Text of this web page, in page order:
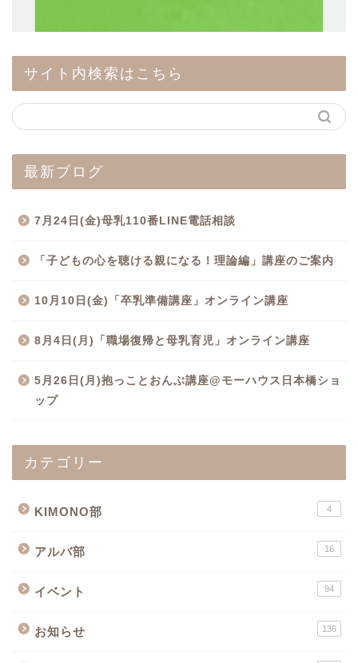
サイト内検索はこちら
最新ブログ
7月24日(金)母乳110番LINE電話相談
「子どもの心を聴ける親になる！理論編」講座のご案内
10月10日(金)「卒乳準備講座」オンライン講座
8月4日(月)「職場復帰と母乳育児」オンライン講座
5月26日(月)抱っことおんぶ講座@モーハウス日本橋ショ
ップ
カテゴリー
KIMONO部 4
アルバ部 16
イベント 94
お知らせ 136